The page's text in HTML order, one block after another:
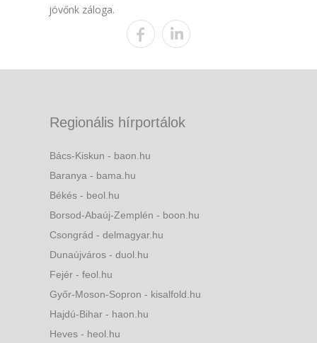
jövőnk záloga.
Regionális hírportálok
Bács-Kiskun - baon.hu
Baranya - bama.hu
Békés - beol.hu
Borsod-Abaúj-Zemplén - boon.hu
Csongrád - delmagyar.hu
Dunaújváros - duol.hu
Fejér - feol.hu
Győr-Moson-Sopron - kisalfold.hu
Hajdú-Bihar - haon.hu
Heves - heol.hu